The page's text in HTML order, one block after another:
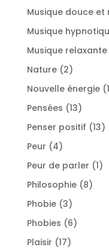
Musique douce et
Musique
Musique relaxante
Nature 22
produits
Nouvelle énergie
Pensées 1313
produits
Penser positif 1313
Peur 44
produits
Peur de parler 11
Philosophie 88
Phobie 33
produits
Phobies 66
Plaisir 1717